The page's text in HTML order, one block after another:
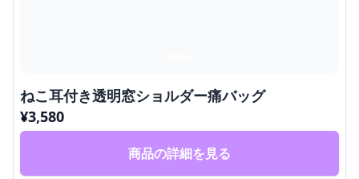
ねこ耳付き透明窓ショルダー痛バッグ
¥3,580
商品の詳細を見る